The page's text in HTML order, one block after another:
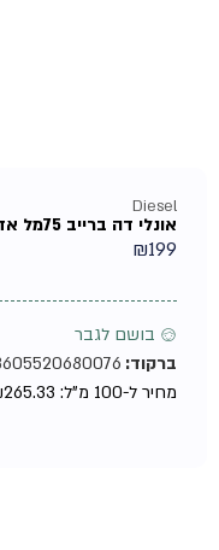
Diesel
אונלי דה ברייב 75מל אדט מבית דיזל – בושם לגבר
₪199
♂ בושם לגבר
ברקוד:3605520680076
מחיר ל-100 מ"ל:
₪265.33